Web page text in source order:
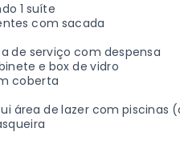
1 suíte
com sacada
de serviço com despensa
e box de vidro
coberta
área de lazer com piscinas